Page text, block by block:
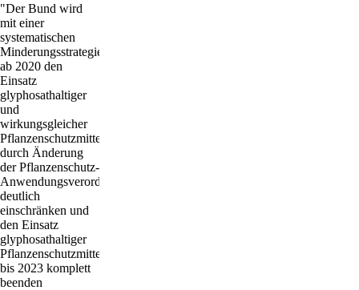
"Der Bund wird
mit einer
systematischen
Minderungsstrategie
ab 2020 den
Einsatz
glyphosathaltiger
und
wirkungsgleicher
Pflanzenschutzmittel
durch Änderung
der Pflanzenschutz-
Anwendungsverordnung
deutlich
einschränken und
den Einsatz
glyphosathaltiger
Pflanzenschutzmittel
bis 2023 komplett
beenden